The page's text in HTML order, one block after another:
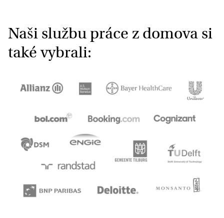
Naši službu práce z domova si
také vybrali: